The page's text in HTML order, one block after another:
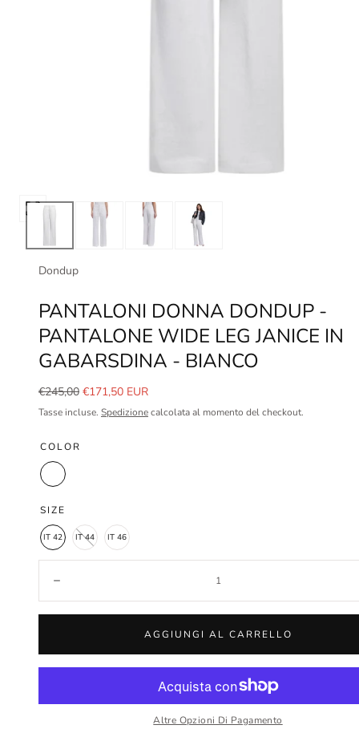
Apri
0
inDondup
PANTALONI DONNA DONDUP -
PANTALONE WIDE LEG JANICE IN
GABARSDINA - BIANCO
Prezzo
normale
€245,00 Prezzo
in
€171,50 EUR
Tasse incluse. Spedizionecalcolata al momento del checkout.
COLOR
Bianco
SIZE
IT 42 IT 44 IT 46
AGGIUNGI AL CARRELLO
Altre Opzioni Di Pagamento